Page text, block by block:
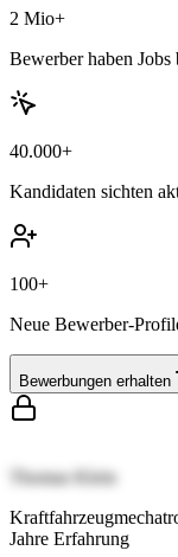
2 Mio+
Bewerber haben Jobs
40.000+
Kandidaten sichten
100+
Neue Bewerber-
Bewerbungen erhalten
Thomas Klein
Jahre Erfahrung